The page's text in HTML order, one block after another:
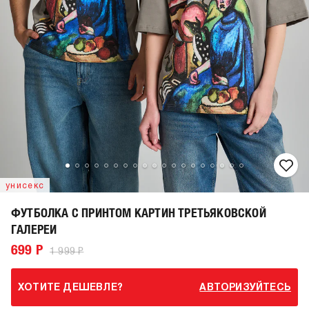
унисекс
ФУТБОЛКА С ПРИНТОМ КАРТИН ТРЕТЬЯКОВСКОЙ
ГАЛЕРЕИ
699 Р 1 999 Р
ХОТИТЕ ДЕШЕВЛЕ? АВТОРИЗУЙТЕСЬ